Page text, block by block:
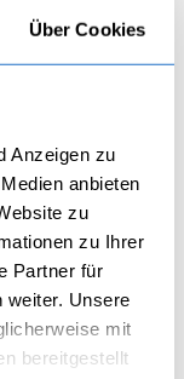
Über Cookies
Anzeigen zu
anbieten
zu
zu Ihrer
Partner für
weiter. Unsere
mit
bereitgestellt
Design oder
werden.
für Garagen aus
dar. Sie sind ein
und
wissen.
Design
Türen,
Garage
Stahlplatten
Die
des
solche
auf